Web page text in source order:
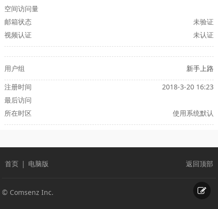
空间访问量
邮箱状态
未验证
视频认证
未认证
用户组
新手上路
注册时间
2018-3-20 16:23
最后访问
所在时区
使用系统默认
首页 | 电脑版 返回顶部
© Comsenz Inc.